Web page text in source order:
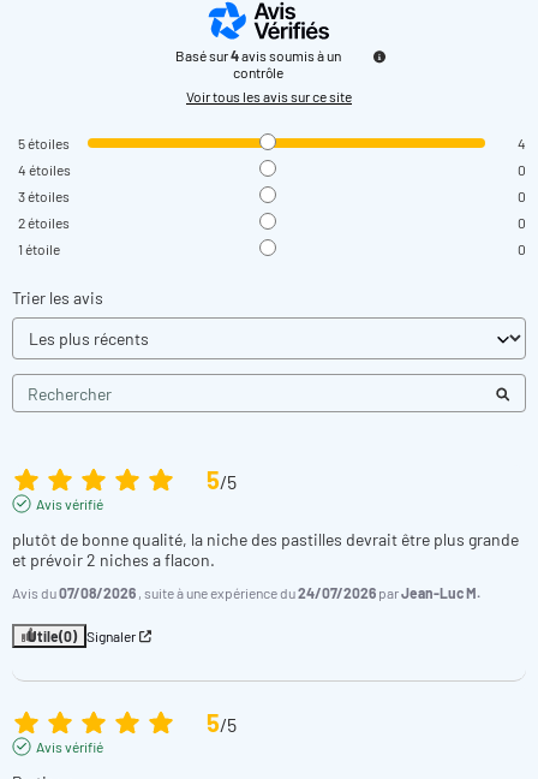
Basé sur4avis soumis à un
contrôle
Voir tous les avis sur ce site
5étoiles
4
4 étoiles
0
3étoiles
0
2étoiles
0
1 étoile 0
Trier les avis
5/5
Avis vérifié
plutôt de bonne qualité, la niche des pastilles devrait être plus grande
et prévoir 2 niches a flacon.
Avis du07/08/2026 , suite à une expérience du24/07/2026 parJean-Luc M.
Utile(0) Signaler
5/5
Avis vérifié